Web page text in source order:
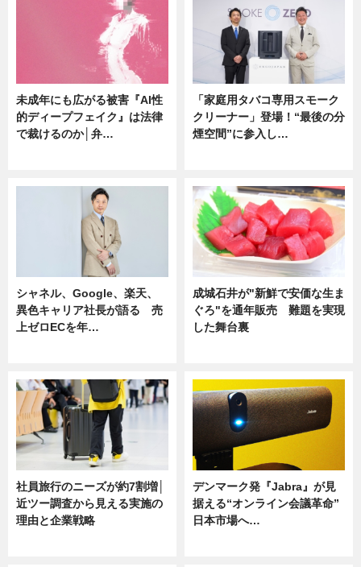
未成年にも広がる被害『AI性
的ディープフェイク』は法律
で裁けるのか│弁…
「家庭用タバコ専用スモーク
クリーナー」登場！“最後の分
煙空間”に参入し…
シャネル、Google、楽天、
異色キャリア社長が語る 売
上ゼロECを年…
成城石井が"新鮮で安価な生ま
ぐろ"を通年販売 難題を実現
した舞台裏
社員旅行のニーズが約7割増│
近ツー調査から見える実施の
理由と企業戦略
デンマーク発『Jabra』が見
据える“オンライン会議革命”
日本市場へ…